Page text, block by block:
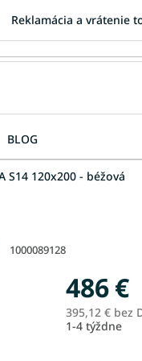
Reklamácia a vrátenie
BLOG
S14 120x200 - béžová
1000089128
486 €
395,12 € bez
1-4 týždne